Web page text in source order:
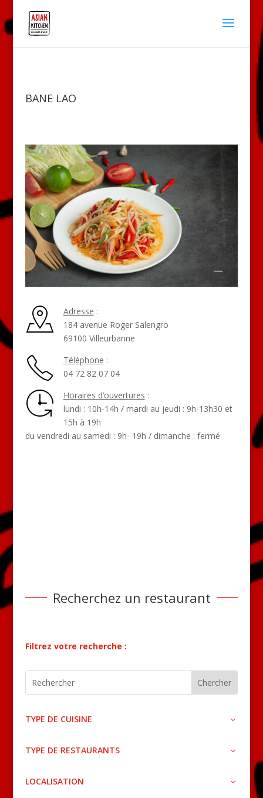
BANE LAO
Adresse :
184 avenue Roger Salengro
69100 Villeurbanne
Téléphone :
04 72 82 07 04
Horaires d’ouvertures :
lundi : 10h-14h / mardi au jeudi : 9h-13h30 et
15h à 19h
du vendredi au samedi : 9h- 19h / dimanche : fermé
Recherchez un restaurant
Filtrez votre recherche :
TYPE DE CUISINE
TYPE DE RESTAURANTS
LOCALISATION